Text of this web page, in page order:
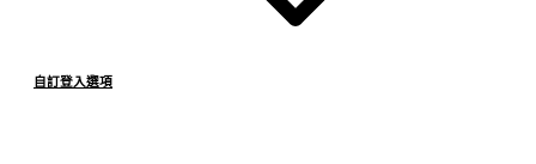
自訂登入選項